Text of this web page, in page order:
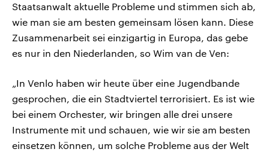
Staatsanwalt aktuelle Probleme und stimmen sich ab,
wie man sie am besten gemeinsam lösen kann. Diese
Zusammenarbeit sei einzigartig in Europa, das gebe
es nur in den Niederlanden, so Wim van de Ven:
„In Venlo haben wir heute über eine Jugendbande
gesprochen, die ein Stadtviertel terrorisiert. Es ist wie
bei einem Orchester, wir bringen alle drei unsere
Instrumente mit und schauen, wie wir sie am besten
einsetzen können, um solche Probleme aus der Welt